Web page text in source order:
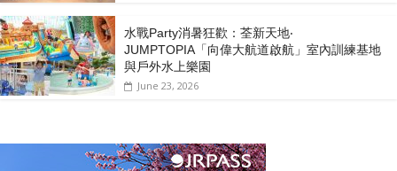
水戰Party消暑狂歡：荃新天地‧
JUMPTOPIA「向偉大航道啟航」室內訓練基地
與戶外水上樂園
June 23, 2026